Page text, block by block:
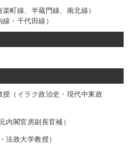
町線、半蔵門線、南北線）
・千代田線）
授（イラク政治史・現代中東政
内閣官房副長官補）
法政大学教授）